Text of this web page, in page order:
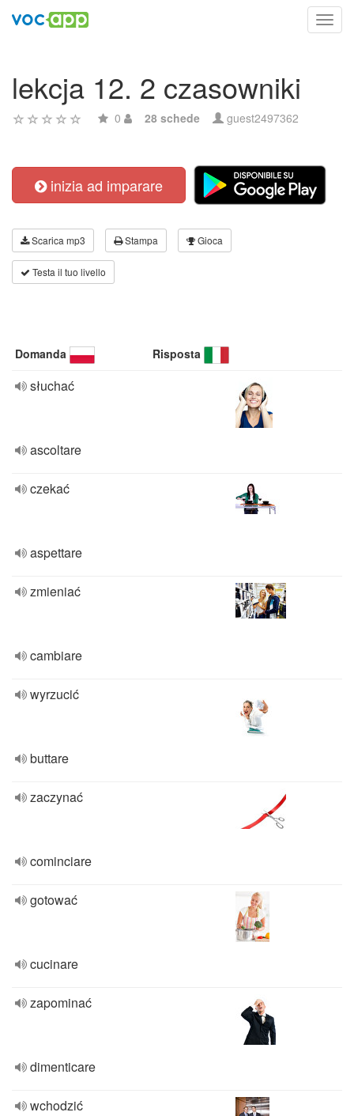
lekcja 12. 2 czasowniki
0 28 schede guest2497362
inizia ad imparare
Scarica mp3 Stampa Gioca
Testa il tuo livello
Domanda Risposta
słuchać
ascoltare
czekać
aspettare
zmieniać
cambiare
wyrzucić
buttare
zaczynać
cominciare
gotować
cucinare
zapominać
dimenticare
wchodzić